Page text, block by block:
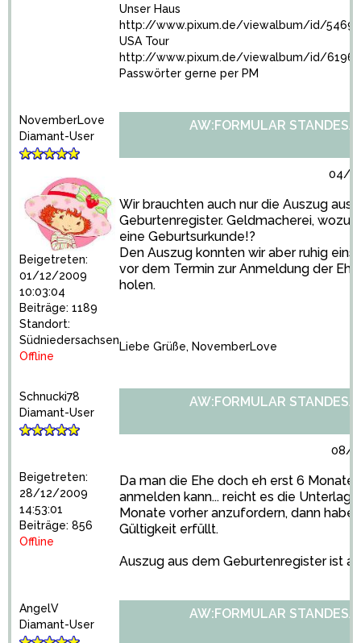
Unser Haus
http://www.pixum.de/viewalbum/id/
USA Tour
http://www.pixum.de/viewalbum/id/
Passwörter gerne per PM
NovemberLove
Diamant-User
Beigetreten:
01/12/2009
10:03:04
Beiträge: 1189
Standort:
Südniedersachsen
Offline
AW:FORMULAR
04/
Wir brauchten auch nur die Auszug aus
Geburtenregister. Geldmacherei, wozu
eine Geburtsurkunde!?
Den Auszug konnten wir aber ruhig
vor dem Termin zur Anmeldung der
holen.
Liebe Grüße, NovemberLove
Schnucki78
Diamant-User
Beigetreten:
28/12/2009
14:53:01
Beiträge: 856
Offline
AW:FORMULAR
08/
Da man die Ehe doch eh erst 6 Monate
anmelden kann... reicht es die
Monate vorher anzufordern, dann
Gültigkeit erfüllt.
Auszug aus dem Geburtenregister ist
AngelV
Diamant-User
AW:FORMULAR